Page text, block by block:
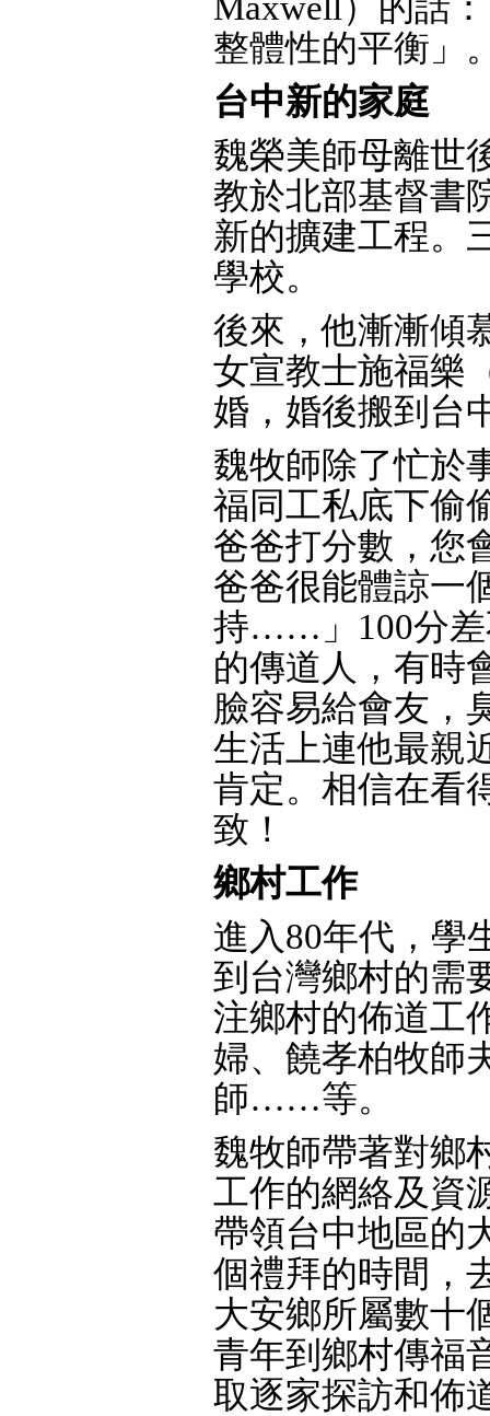
整體性的平衡」
台中新的家庭
魏榮美師母離世
教於北部基督書
新的擴建工程。
學校。
後來，他漸漸傾
女宣教士施福樂
婚，婚後搬到台
魏牧師除了忙於
福同工私底下偷
爸爸打分數，您
爸爸很能體諒一
持……」100分差
的傳道人，有時
臉容易給會友，
生活上連他最親
肯定。相信在看
致！
鄉村工作
進入80年代，學
到台灣鄉村的需
注鄉村的佈道工
婦、饒孝柏牧師
師……等。
魏牧師帶著對鄉
工作的網絡及資
帶領台中地區的
個禮拜的時間，
大安鄉所屬數十
青年到鄉村傳福
取逐家探訪和佈